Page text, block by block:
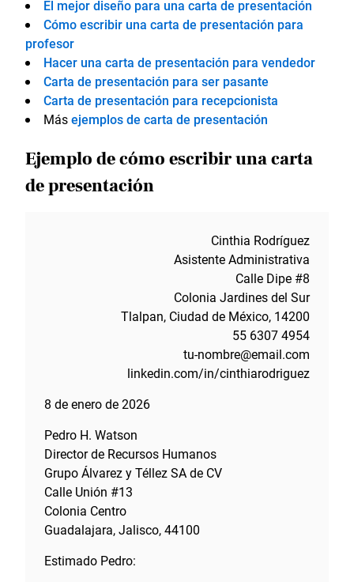
El mejor diseño para una carta de presentación
Cómo escribir una carta de presentación para
profesor
Hacer una carta de presentación para vendedor
Carta de presentación para ser pasante
Carta de presentación para recepcionista
Másejemplos de carta de presentación
Ejemplo de cómo escribir una carta
de presentación
Cinthia Rodríguez
Asistente Administrativa
Calle Dipe #8
Colonia Jardines del Sur
Tlalpan, Ciudad de México, 14200
55 6307 4954
tu-nombre@email.com
linkedin.com/in/cinthiarodriguez
8 de enero de 2026
Pedro H. Watson
Director de Recursos Humanos
Grupo Álvarez y Téllez SA de CV
Calle Unión #13
Colonia Centro
Guadalajara, Jalisco, 44100
Estimado Pedro: